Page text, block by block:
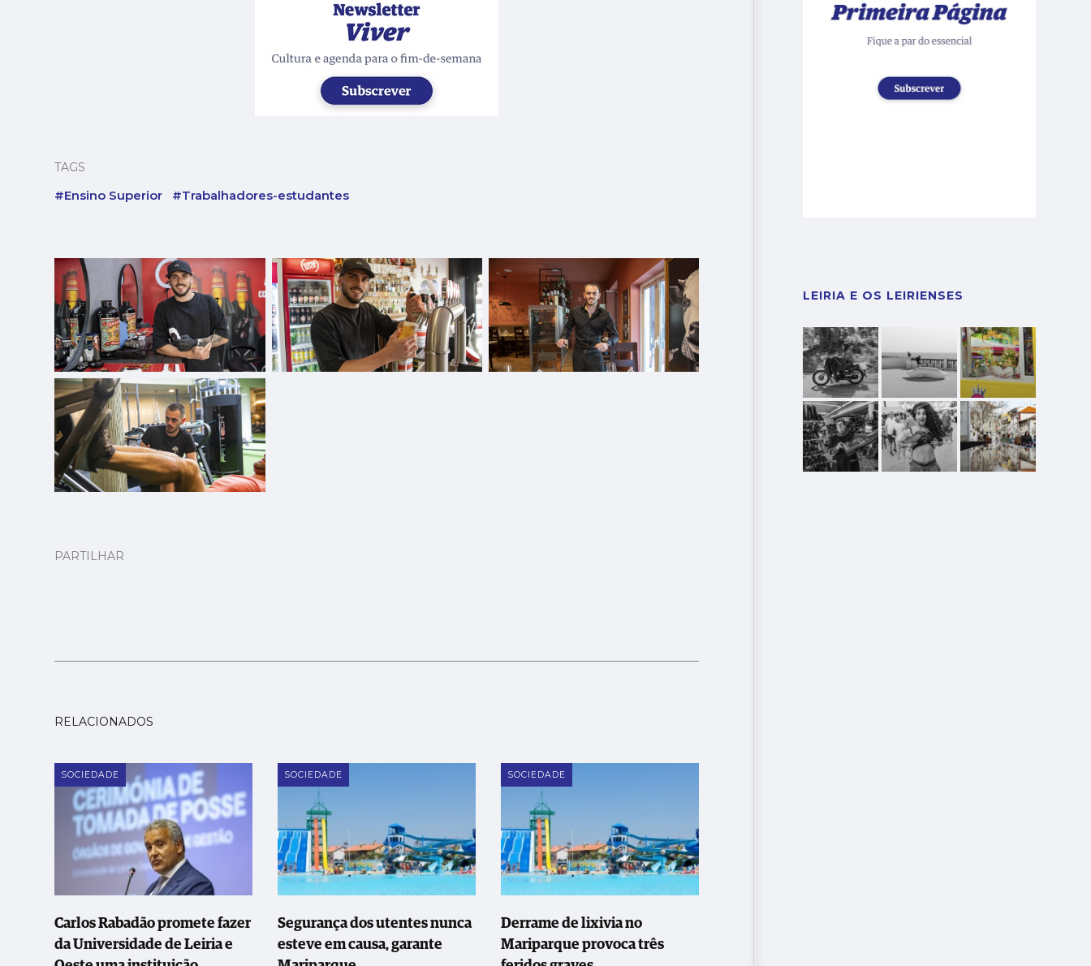
TAGS
#Ensino Superior #Trabalhadores-estudantes
PARTILHAR
RELACIONADOS
SOCIEDADE
Carlos Rabadão promete fazer
da Universidade de Leiria e
SOCIEDADE
Segurança dos utentes nunca
esteve em causa, garante
SOCIEDADE
Derrame de lixivia no
Mariparque provoca três
LEIRIA E OS LEIRIENSES